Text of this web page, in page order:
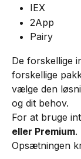
IEX
2App
Pairy
De forskellige
forskellige
vælge den
og dit behov.
For at bruge
eller Premium.
Opsætningen